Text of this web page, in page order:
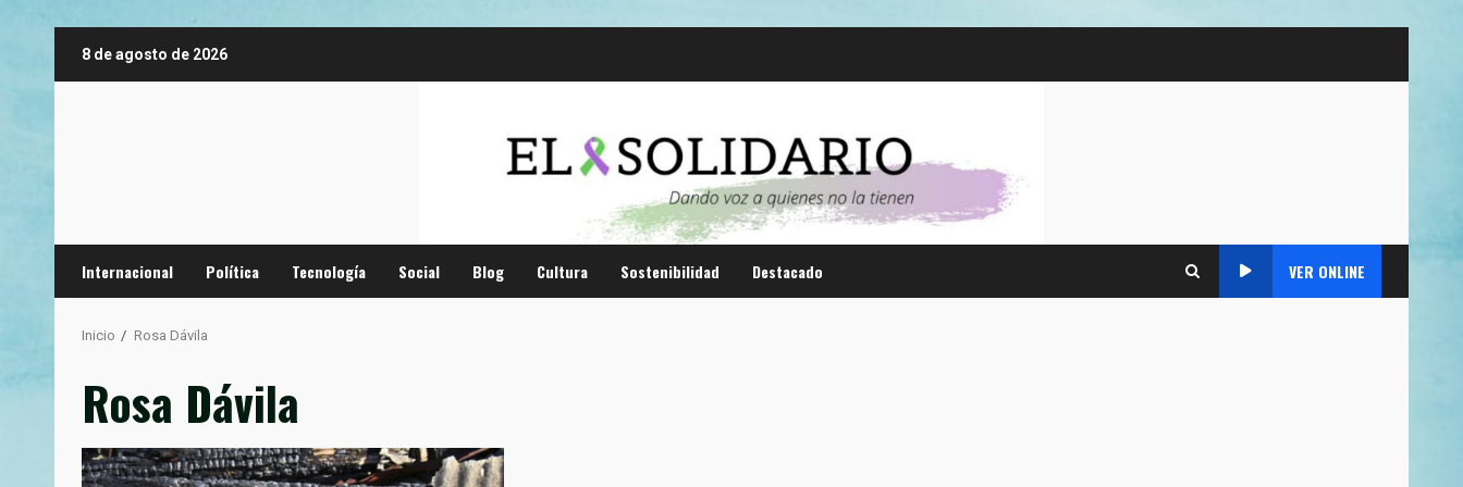
8 de agosto de 2026
Internacional Política Tecnología Social Blog Cultura Sostenibilidad Destacado VER ONLINE
Inicio Rosa Dávila
Rosa Dávila